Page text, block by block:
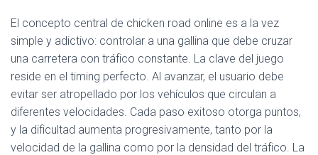
El concepto central de chicken road online es a la vez
simple y adictivo: controlar a una gallina que debe cruzar
una carretera con tráfico constante. La clave del juego
reside en el timing perfecto. Al avanzar, el usuario debe
evitar ser atropellado por los vehículos que circulan a
diferentes velocidades. Cada paso exitoso otorga puntos,
y la dificultad aumenta progresivamente, tanto por la
velocidad de la gallina como por la densidad del tráfico. La